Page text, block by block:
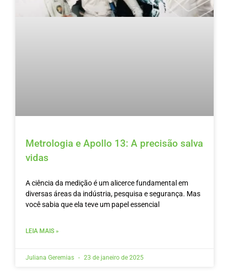
Metrologia e Apollo 13: A precisão salva
vidas
A ciência da medição é um alicerce fundamental em
diversas áreas da indústria, pesquisa e segurança. Mas
você sabia que ela teve um papel essencial
LEIA MAIS »
Juliana Geremias 23 de janeiro de 2025